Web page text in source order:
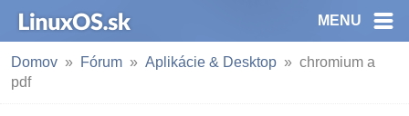
MENU
Domov Fórum Aplikácie & Desktop
chromium a
pdf